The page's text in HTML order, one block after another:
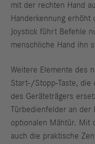
mit der rechten Hand
Handerkennung
Joystick führt Befehle
menschliche Hand ihn
Weitere Elemente des
Start-/Stopp-Taste, die
des Geräteträgers
Türbedienfelder an der
optionalen Mähtür. Mit
auch die praktische